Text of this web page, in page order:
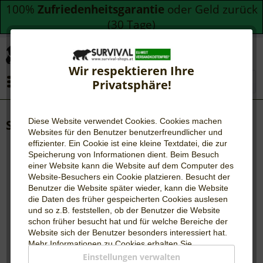
100% Zufriedenheitsgarantie oder Geld zurück
(30 Tage)
Wir respektieren Ihre
Privatsphäre!
Diese Website verwendet Cookies. Cookies machen
Websites für den Benutzer benutzerfreundlicher und
effizienter. Ein Cookie ist eine kleine Textdatei, die zur
Speicherung von Informationen dient. Beim Besuch
einer Website kann die Website auf dem Computer des
Website-Besuchers ein Cookie platzieren. Besucht der
Benutzer die Website später wieder, kann die Website
die Daten des früher gespeicherten Cookies auslesen
und so z.B. feststellen, ob der Benutzer die Website
schon früher besucht hat und für welche Bereiche der
Website sich der Benutzer besonders interessiert hat.
Mehr Informationen zu Cookies erhalten Sie
WIKIPEDIA.
Einstellungen verwalten
Schlafsack "Nepal"